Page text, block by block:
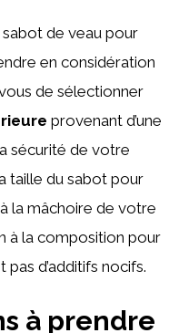
de veau pour
en considération
de sélectionner
provenant d’une
sécurité de votre
taille du sabot pour
la mâchoire de votre
à la composition pour
pas d’additifs nocifs.
à prendre